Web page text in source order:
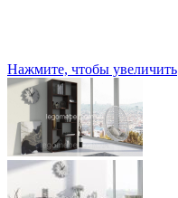
Нажмите, чтобы увеличить